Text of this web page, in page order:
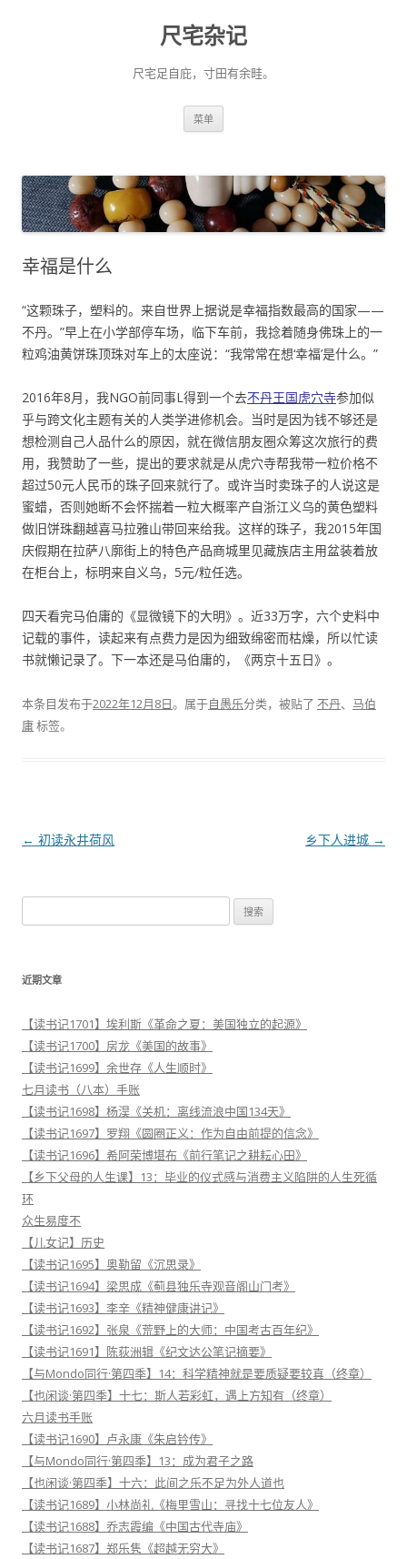
尺宅杂记
尺宅足自庇，寸田有余畦。
菜单
幸福是什么
“这颗珠子，塑料的。来自世界上据说是幸福指数最高的国家——
不丹。”早上在小学部停车场，临下车前，我捻着随身佛珠上的一
粒鸡油黄饼珠顶珠对车上的太座说：“我常常在想‘幸福’是什么。”
2016年8月，我NGO前同事L得到一个去不丹王国虎穴寺参加似
乎与跨文化主题有关的人类学进修机会。当时是因为钱不够还是
想检测自己人品什么的原因，就在微信朋友圈众筹这次旅行的费
用，我赞助了一些，提出的要求就是从虎穴寺帮我带一粒价格不
超过50元人民币的珠子回来就行了。或许当时卖珠子的人说这是
蜜蜡，否则她断不会怀揣着一粒大概率产自浙江义乌的黄色塑料
做旧饼珠翻越喜马拉雅山带回来给我。这样的珠子，我2015年国
庆假期在拉萨八廓街上的特色产品商城里见藏族店主用盆装着放
在柜台上，标明来自义乌，5元/粒任选。
四天看完马伯庸的《显微镜下的大明》。近33万字，六个史料中
记载的事件，读起来有点费力是因为细致绵密而枯燥，所以忙读
书就懒记录了。下一本还是马伯庸的，《两京十五日》。
本条目发布于2022年12月8日。属于自愚乐分类，被贴了 不丹、 马伯
庸标签。
文
← 初读永井荷风 乡下人进城 →
索
近期文章
【读书记1701】埃利斯《革命之夏：美国独立的起源》
【读书记1700】房龙《美国的故事》
【读书记1699】余世存《人生顺时》
七月读书（八本）手账
【读书记1698】杨淏《关机：离线流浪中国134天》
【读书记1697】罗翔《圆圈正义：作为自由前提的信念》
【读书记1696】希阿荣博堪布《前行笔记之耕耘心田》
【乡下父母的人生课】13：毕业的仪式感与消费主义陷阱的人生死循
环
众生易度不
【儿女记】历史
【读书记1695】奥勒留《沉思录》
【读书记1694】梁思成《蓟县独乐寺观音阁山门考》
【读书记1693】李辛《精神健康讲记》
【读书记1692】张泉《荒野上的大师：中国考古百年纪》
【读书记1691】陈荻洲辑《纪文达公笔记摘要》
【与Mondo同行·第四季】14：科学精神就是要质疑要较真（终章）
【也闲谈·第四季】十七：斯人若彩虹，遇上方知有（终章）
六月读书手账
【读书记1690】卢永康《朱启钤传》
【与Mondo同行·第四季】13：成为君子之路
【也闲谈·第四季】十六：此间之乐不足为外人道也
【读书记1689】小林尚礼《梅里雪山：寻找十七位友人》
【读书记1688】乔志霞编《中国古代寺庙》
【读书记1687】郑乐隽《超越无穷大》